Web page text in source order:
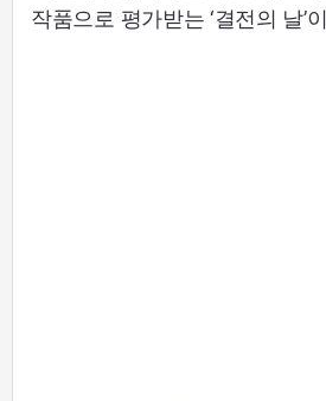
작품으로 평가받는 ‘결전의 날’